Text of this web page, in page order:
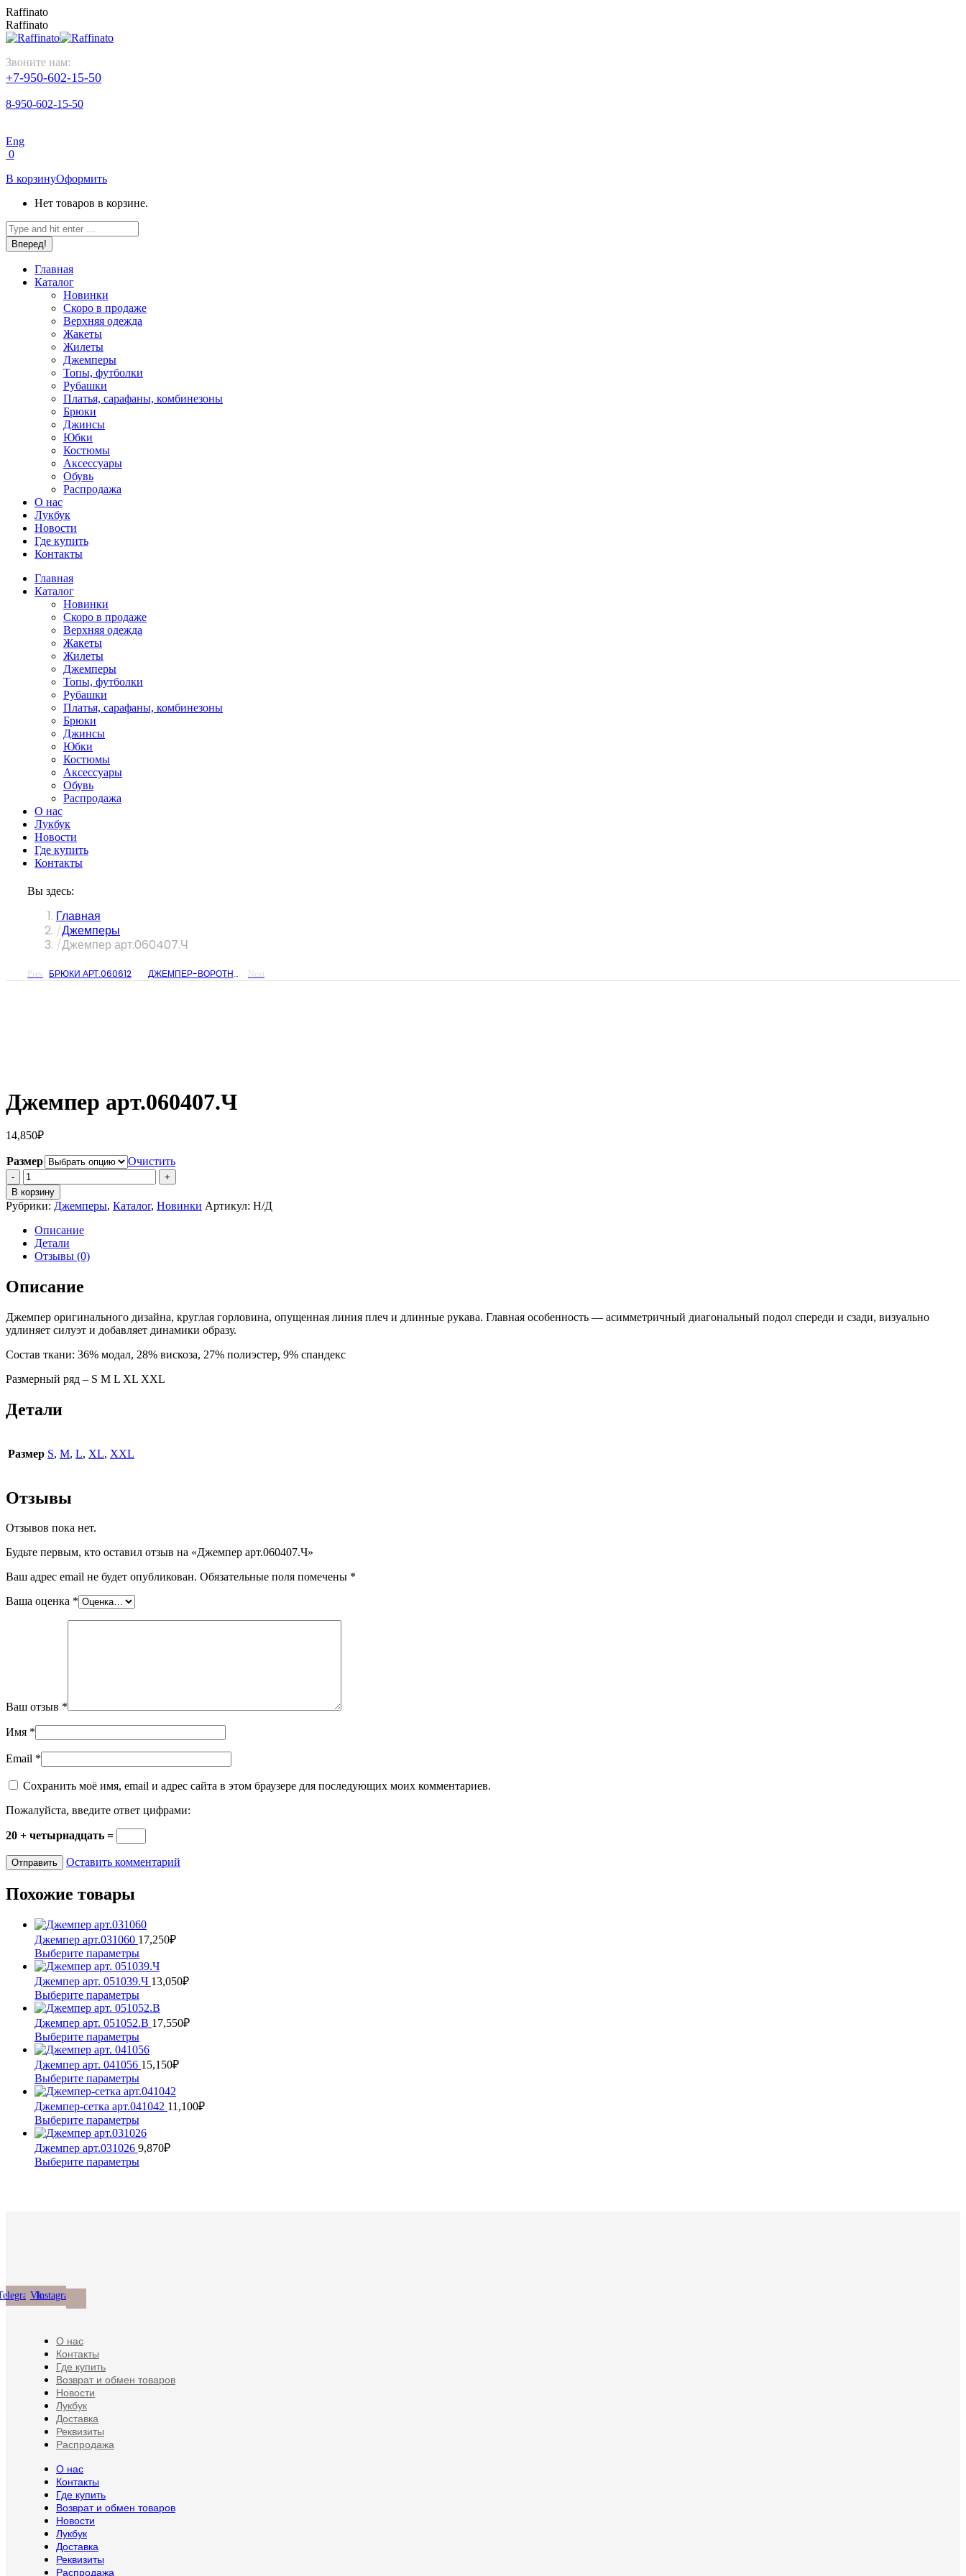
Перейти
к
содержанию
Raffinato
Raffinato
Звоните нам:
+7-950-602-15-50
8-950-602-15-50
Eng
0
В корзинуОформить
Нет товаров в корзине.
Поиск:
Главная
Каталог
Новинки
Скоро в продаже
Верхняя одежда
Жакеты
Жилеты
Джемперы
Топы, футболки
Рубашки
Платья, сарафаны, комбинезоны
Брюки
Джинсы
Юбки
Костюмы
Аксессуары
Обувь
Распродажа
О нас
Лукбук
Новости
Где купить
Контакты
Главная
Каталог
Новинки
Скоро в продаже
Верхняя одежда
Жакеты
Жилеты
Джемперы
Топы, футболки
Рубашки
Платья, сарафаны, комбинезоны
Брюки
Джинсы
Юбки
Костюмы
Аксессуары
Обувь
Распродажа
О нас
Лукбук
Новости
Где купить
Контакты
Вы здесь:
Главная
Джемперы
Джемпер арт.060407.Ч
Prev БРЮКИ АРТ.060612 ДЖЕМПЕР-ВОРОТНИК АРТ. 061075.1 Next
Джемпер арт.060407.Ч
14,850₽
Размер
Очистить
Количество
Джемпер
арт.060407.Ч
В корзину
Рубрики: Джемперы, Каталог, Новинки Артикул: Н/Д
Описание
Детали
Отзывы (0)
Описание
Джемпер оригинального дизайна, круглая горловина, опущенная линия плеч и длинные рукава. Главная особенность — асимметричный диагональный подол спереди и сзади, визуально
удлиняет силуэт и добавляет динамики образу.
Состав ткани: 36% модал, 28% вискоза, 27% полиэстер, 9% спандекс
Размерный ряд – S М L XL XXL
Детали
Размер S, M, L, XL, XXL
Отзывы
Отзывов пока нет.
Будьте первым, кто оставил отзыв на «Джемпер арт.060407.Ч»
Ваш адрес email не будет опубликован. Обязательные поля помечены *
Ваша оценка *
Ваш отзыв *
Имя *
Email *
Сохранить моё имя, email и адрес сайта в этом браузере для последующих моих комментариев.
Пожалуйста, введите ответ цифрами:
20 + четырнадцать =
Оставить комментарий
Похожие товары
Джемпер арт.031060 17,250₽
Выберите параметрыЭтот
товар
имеет
несколько
вариаций.
Опции
можно
выбрать
на
странице
товара.
Джемпер арт. 051039.Ч 13,050₽
Выберите параметрыЭтот
товар
имеет
несколько
вариаций.
Опции
можно
выбрать
на
странице
товара.
Джемпер арт. 051052.В 17,550₽
Выберите параметрыЭтот
товар
имеет
несколько
вариаций.
Опции
можно
выбрать
на
странице
товара.
Джемпер арт. 041056 15,150₽
Выберите параметрыЭтот
товар
имеет
несколько
вариаций.
Опции
можно
выбрать
Джемпер-сетка арт.041042 11,100₽
Выберите параметрыЭтот
товар
имеет
несколько
вариаций.
Джемпер арт.031026 9,870₽
Выберите параметрыЭтот
VkInstagram
О нас
Контакты
Где купить
Возврат и обмен товаров
Новости
Лукбук
Доставка
Реквизиты
Распродажа
О нас
Контакты
Где купить
Возврат и обмен товаров
Новости
Лукбук
Доставка
Реквизиты
Распродажа